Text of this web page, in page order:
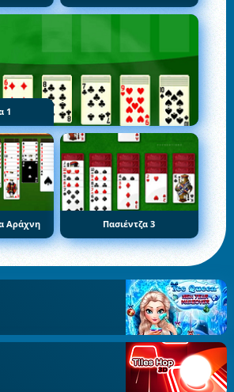
1
Αράχνη Πασιέντζα 3